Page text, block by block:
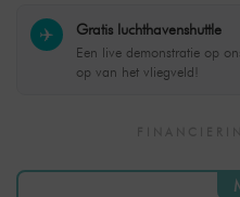
✈️
Gratis luchthavenshuttle
Een live demonstratie op
op van het vliegveld!